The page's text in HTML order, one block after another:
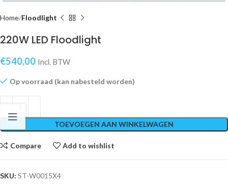
Home Floodlight
220W LED Floodlight
€540,00 Incl. BTW
Op voorraad (kan nabesteld worden)
TOEVOEGEN AAN WINKELWAGEN
Compare Add to wishlist
SKU: ST-W0015X4